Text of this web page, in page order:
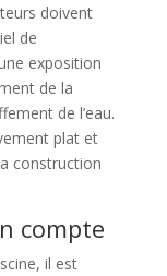
doivent
de
exposition
de la
de l’eau.
plat et
construction
compte
il est